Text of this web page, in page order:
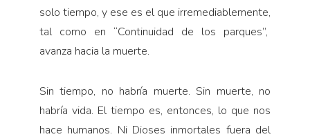
solo tiempo, y ese es el que irremediablemente,
tal como en “Continuidad de los parques”,
avanza hacia la muerte.
Sin tiempo, no habría muerte. Sin muerte, no
habría vida. El tiempo es, entonces, lo que nos
hace humanos. Ni Dioses inmortales fuera del